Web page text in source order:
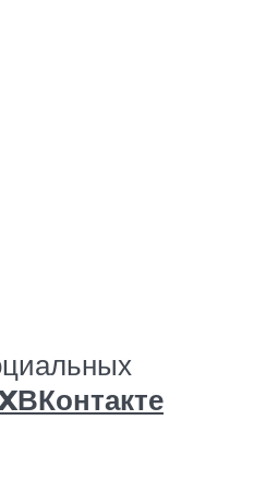
ВКонтакте